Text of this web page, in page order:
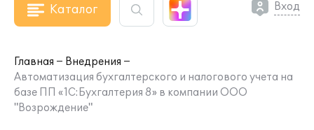
Каталог Вход
Главная
Внедрения
Автоматизация бухгалтерского и налогового учета на
базе ПП «1C:Бухгалтерия 8» в компании ООО
"Возрождение"